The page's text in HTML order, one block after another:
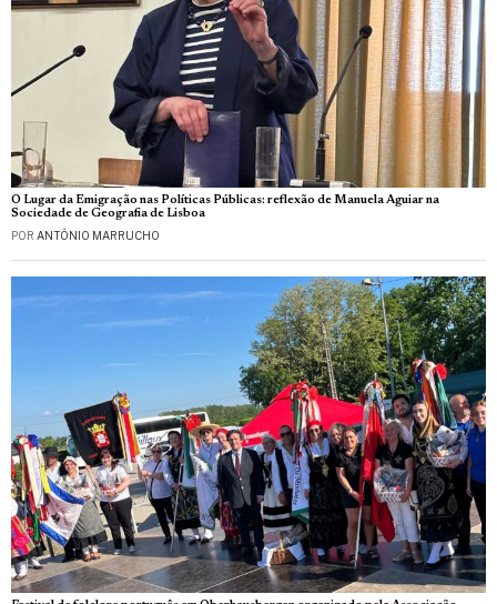
O Lugar da Emigração nas Políticas Públicas: reflexão de Manuela Aguiar na
Sociedade de Geografia de Lisboa
POR ANTÓNIO MARRUCHO